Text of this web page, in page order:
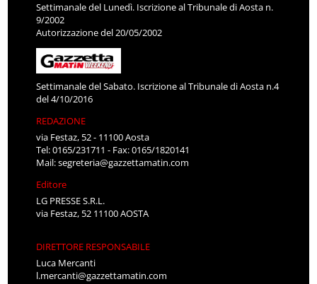
Settimanale del Lunedì. Iscrizione al Tribunale di Aosta n.
9/2002
Autorizzazione del 20/05/2002
Settimanale del Sabato. Iscrizione al Tribunale di Aosta n.4
del 4/10/2016
REDAZIONE
via Festaz, 52 - 11100 Aosta
Tel: 0165/231711 - Fax: 0165/1820141
Mail:segreteria@gazzettamatin.com
Editore
LG PRESSE S.R.L.
via Festaz, 52 11100 AOSTA
DIRETTORE RESPONSABILE
Luca Mercanti
l.mercanti@gazzettamatin.com